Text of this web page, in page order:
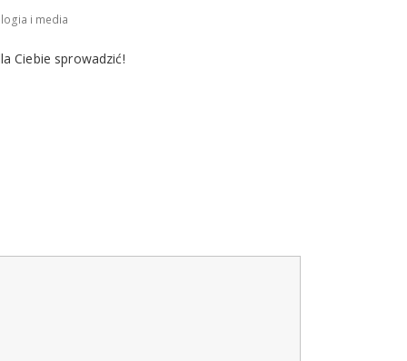
i media
Ciebie sprowadzić!